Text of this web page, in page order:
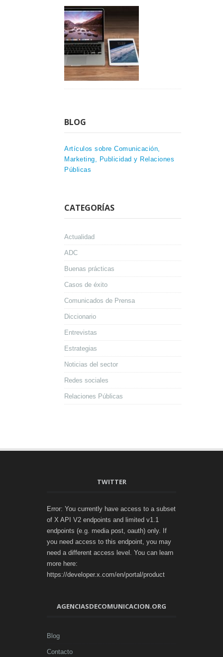
BLOG
Artículos sobre Comunicación,
Marketing, Publicidad y Relaciones
Públicas
CATEGORÍAS
Actualidad
ADC
Buenas prácticas
Casos de éxito
Comunicados de Prensa
Diccionario
Entrevistas
Estrategias
Noticias del sector
Redes sociales
Relaciones Públicas
TWITTER
Error: You currently have access to a subset
of X API V2 endpoints and limited v1.1
endpoints (e.g. media post, oauth) only. If
you need access to this endpoint, you may
need a different access level. You can learn
more here:
https://developer.x.com/en/portal/product
AGENCIASDECOMUNICACION.ORG
Blog
Contacto